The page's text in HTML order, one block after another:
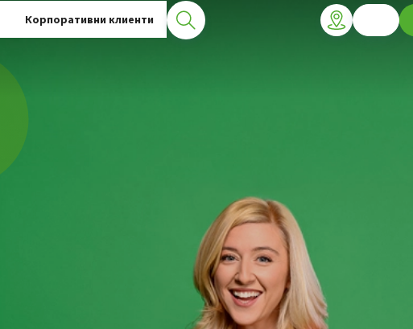
Корпоративни клиенти